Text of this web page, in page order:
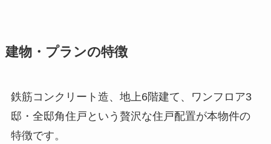
建物・プランの特徴
鉄筋コンクリート造、地上6階建て、ワンフロア3
邸・全邸角住戸という贅沢な住戸配置が本物件の
特徴です。